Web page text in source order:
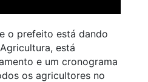
o prefeito está dando
está
e um cronograma
os agricultores no